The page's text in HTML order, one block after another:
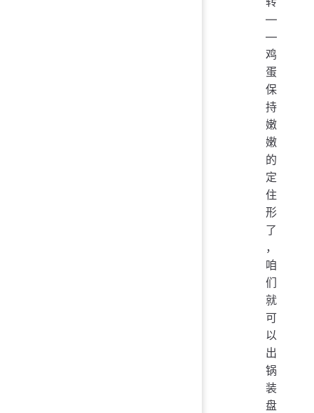
—
—
鸡
蛋
保
持
嫩
嫩
的
定
住
形
了
，
咱
们
就
可
以
出
锅
装
盘